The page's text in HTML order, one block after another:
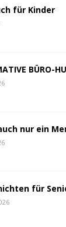
für Kinder
BÜRO-
nur ein
für